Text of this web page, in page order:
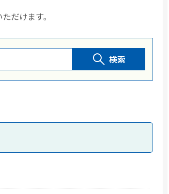
だけます。
検索